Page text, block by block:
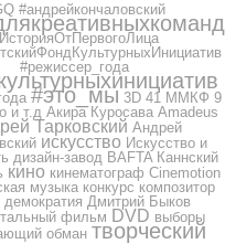
#андрейкончаловский
#режиссер_года
#это_мы 3D 41 ММКФ 9
и т.д Акира Куросава Amadeus
Тарковский Андрей
искусство Искусство и
дизайн-завод BAFTA Каннский
кино кинематограф Cinemotion
музыка конкурс композитор
демократия Дмитрий Быков
фильм DVD выборы
обман творческий